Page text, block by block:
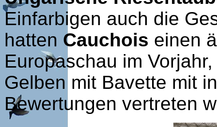
Einfarbigen auch die
hatten Cauchois einen
Europaschau im
Gelben mit Bavette mit
Bewertungen vertreten